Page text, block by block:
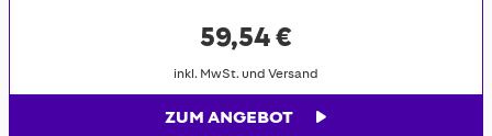
59,54 €
inkl. MwSt. und Versand
ZUM ANGEBOT